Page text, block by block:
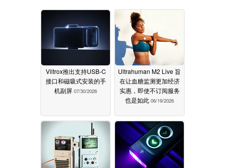
Viltrox推出支持USB-C
接口和磁吸式安装的手
机副屏 07/30/2026
Ultrahuman M2 Live 旨
在让血糖监测更加经济
实惠，即使不订阅服务
也是如此 06/19/2026